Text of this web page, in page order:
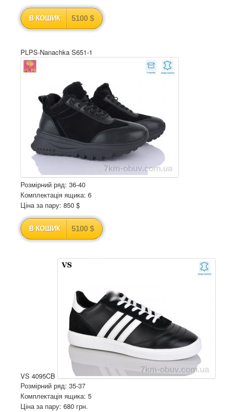
В КОШИК 5100 $
PLPS-Nanachka S651-1
Розмірний ряд: 36-40
Комплектація ящика: 6
Ціна за пару: 850 $
В КОШИК 5100 $
VS 4095CB
Розмірний ряд: 35-37
Комплектація ящика: 5
Ціна за пару: 680 грн.